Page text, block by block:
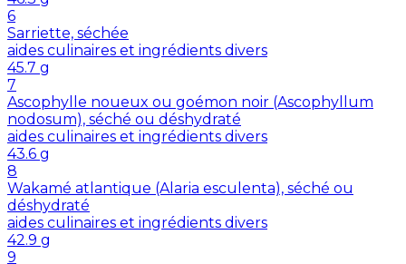
6
Sarriette, séchée
aides culinaires et ingrédients divers
45.7 g
7
Ascophylle noueux ou goémon noir (Ascophyllum
nodosum), séché ou déshydraté
aides culinaires et ingrédients divers
43.6 g
8
Wakamé atlantique (Alaria esculenta), séché ou
déshydraté
aides culinaires et ingrédients divers
42.9 g
9